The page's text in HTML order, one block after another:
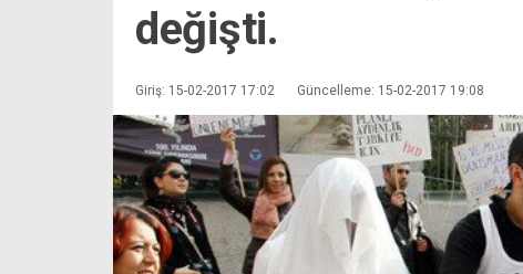
değişti.
Giriş: 15-02-2017 17:02 Güncelleme: 15-02-2017 19:08